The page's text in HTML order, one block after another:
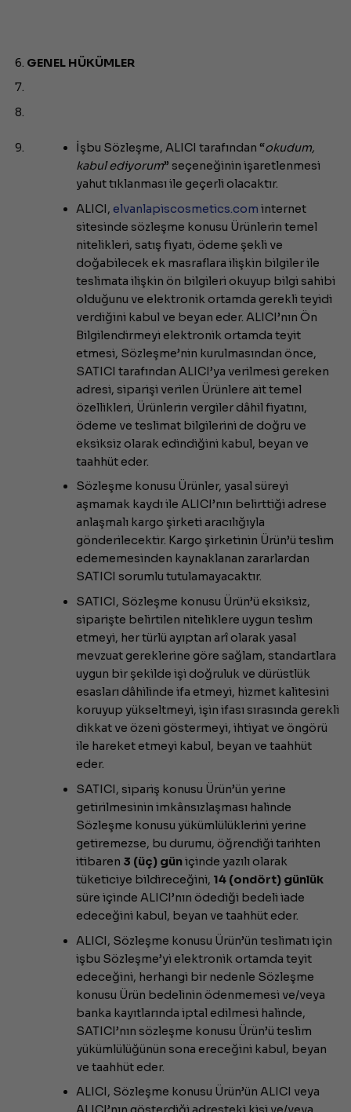
GENEL HÜKÜMLER
İşbu Sözleşme, ALICI tarafından “okudum,
kabul ediyorum” seçeneğinin işaretlenmesi
yahut tıklanması ile geçerli olacaktır.
ALICI, elvanlapiscosmetics.com internet
sitesinde sözleşme konusu Ürünlerin temel
nitelikleri, satış fiyatı, ödeme şekli ve
doğabilecek ek masraflara ilişkin bilgiler ile
teslimata ilişkin ön bilgileri okuyup bilgi sahibi
olduğunu ve elektronik ortamda gerekli teyidi
verdiğini kabul ve beyan eder. ALICI’nın Ön
Bilgilendirmeyi elektronik ortamda teyit
etmesi, Sözleşme’nin kurulmasından önce,
SATICI tarafından ALICI’ya verilmesi gereken
adresi, siparişi verilen Ürünlere ait temel
özellikleri, Ürünlerin vergiler dâhil fiyatını,
ödeme ve teslimat bilgilerini de doğru ve
eksiksiz olarak edindiğini kabul, beyan ve
taahhüt eder.
Sözleşme konusu Ürünler, yasal süreyi
aşmamak kaydı ile ALICI’nın belirttiği adrese
anlaşmalı kargo şirketi aracılığıyla
gönderilecektir. Kargo şirketinin Ürün’ü teslim
edememesinden kaynaklanan zararlardan
SATICI sorumlu tutulamayacaktır.
SATICI, Sözleşme konusu Ürün’ü eksiksiz,
siparişte belirtilen niteliklere uygun teslim
etmeyi, her türlü ayıptan arî olarak yasal
mevzuat gereklerine göre sağlam, standartlara
uygun bir şekilde işi doğruluk ve dürüstlük
esasları dâhilinde ifa etmeyi, hizmet kalitesini
koruyup yükseltmeyi, işin ifası sırasında gerekli
dikkat ve özeni göstermeyi, ihtiyat ve öngörü
ile hareket etmeyi kabul, beyan ve taahhüt
eder.
SATICI, sipariş konusu Ürün’ün yerine
getirilmesinin imkânsızlaşması halinde
Sözleşme konusu yükümlülüklerini yerine
getiremezse, bu durumu, öğrendiği tarihten
itibaren 3 (üç) güniçinde yazılı olarak
tüketiciye bildireceğini, 14 (ondört) günlük
süre içinde ALICI’nın ödediği bedeli iade
edeceğini kabul, beyan ve taahhüt eder.
ALICI, Sözleşme konusu Ürün’ün teslimatı için
işbu Sözleşme’yi elektronik ortamda teyit
edeceğini, herhangi bir nedenle Sözleşme
konusu Ürün bedelinin ödenmemesi ve/veya
banka kayıtlarında iptal edilmesi halinde,
SATICI’nın sözleşme konusu Ürün’ü teslim
yükümlülüğünün sona ereceğini kabul, beyan
ve taahhüt eder.
ALICI, Sözleşme konusu Ürün’ün ALICI veya